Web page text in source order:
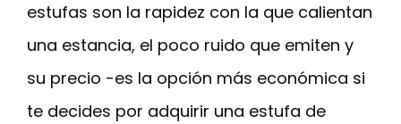
estufas son la rapidez con la que calientan
una estancia, el poco ruido que emiten y
su precio -es la opción más económica si
te decides por adquirir una estufa de